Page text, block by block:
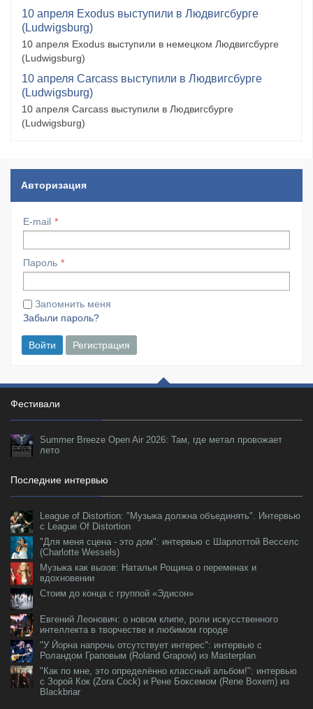
10 апреля Exodus выступили в Людвигсбурге
(Ludwigsburg)
10 апреля Exodus выступили в немецком Людвигсбурге
(Ludwigsburg)
10 апреля Carcass выступили в Людвигсбурге
(Ludwigsburg)
10 апреля Carcass выступили в Людвигсбурге
(Ludwigsburg)
Авторизация
E-mail
Пароль
Запомнить меня
Забыли пароль?
Войти Регистрация
Фестивали
Summer Breeze Open Air 2026: Там, где метал провожает
лето
Последние интервью
League of Distortion: "Музыка должна объединять". Интервью
с League Of Distortion
"Для меня сцена - это дом": интервью с Шарлоттой Весселс
(Charlotte Wessels)
Музыка как вызов: Наталья Рощина о переменах и
вдохновении
Стоим до конца с группой «Эдисон»
Евгений Леонович: о новом клипе, роли искусственного
интеллекта в творчестве и любимом городе
"У Йорна напрочь отсутствует интерес": интервью с
Роландом Граповым (Roland Grapow) из Masterplan
"Как по мне, это определённо классный альбом!": интервью
с Зорой Кок (Zora Cock) и Рене Боксемом (Rene Boxem) из
Blackbriar